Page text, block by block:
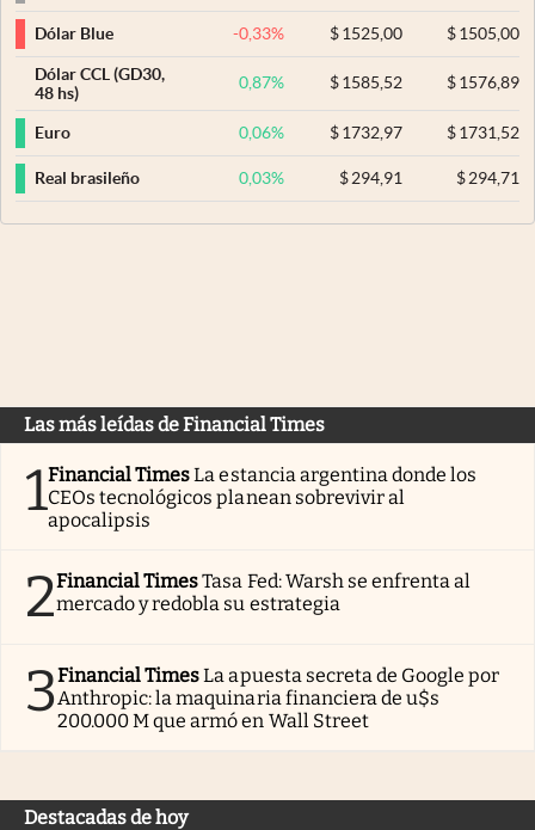
Dólar Blue -0,33% $ 1525,00 $1505,00
Dólar CCL (GD30,
48 hs)
0,87% $ 1585,52 $1576,89
Euro 0,06% $ 1732,97 $1731,52
Real brasileño 0,03% $ 294,91 $294,71
Las más leídas de Financial Times
1Financial TimesLa estancia argentina donde los
CEOs tecnológicos planean sobrevivir al
apocalipsis
2Financial TimesTasa Fed: Warsh se enfrenta al
mercado y redobla su estrategia
3Financial TimesLa apuesta secreta de Google por
Anthropic: la maquinaria financiera de u$s
200.000 M que armó en Wall Street
Destacadas de hoy